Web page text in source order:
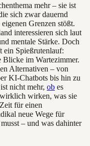
mehr – sie ist
sich zwar dauernd
Grenzen stößt.
interessieren sich laut
mentale Stärke. Doch
ein Spießrutenlauf:
Blicke im Wartezimmer.
Alternativen – von
KI-Chatbots bis hin zu
nicht mehr, ob es
wirken, was sie
für einen
neue Wege für
– und was dahinter